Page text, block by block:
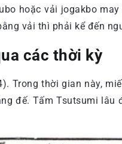
hoặc vải jogakbo
vải thì phải kể đến
các thời kỳ
Trong thời gian này,
đế. Tấm Tsutsumi